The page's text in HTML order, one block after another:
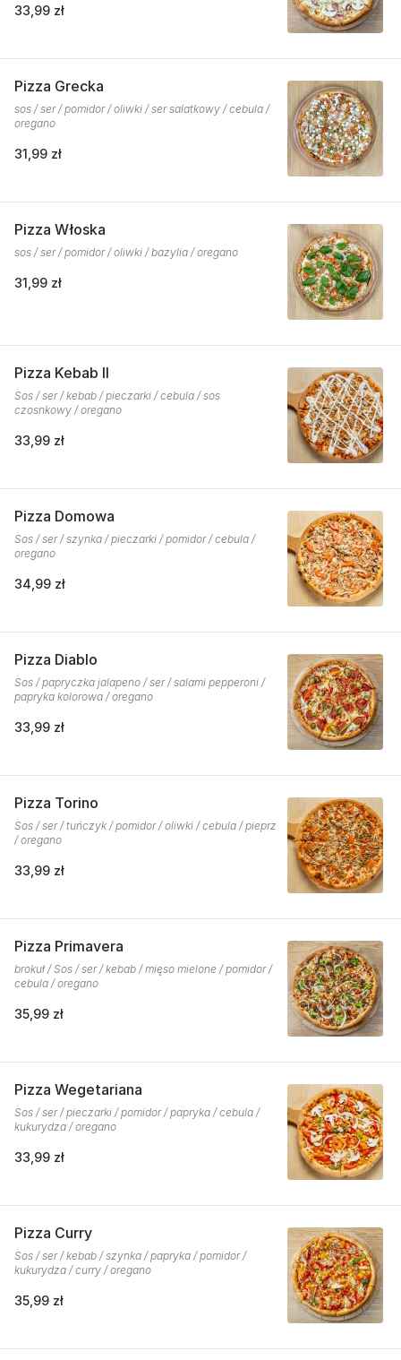
33,99 zł
Pizza Grecka
sos / ser / pomidor / oliwki / ser salatkowy / cebula /
oregano
31,99 zł
Pizza Włoska
sos / ser / pomidor / oliwki / bazylia / oregano
31,99 zł
Pizza Kebab II
Sos / ser / kebab / pieczarki / cebula / sos
czosnkowy / oregano
33,99 zł
Pizza Domowa
Sos / ser / szynka / pieczarki / pomidor / cebula /
oregano
34,99 zł
Pizza Diablo
Sos / papryczka jalapeno / ser / salami pepperoni /
papryka kolorowa / oregano
33,99 zł
Pizza Torino
Sos / ser / tuńczyk / pomidor / oliwki / cebula / pieprz
/ oregano
33,99 zł
Pizza Primavera
brokuł / Sos / ser / kebab / mięso mielone / pomidor /
cebula / oregano
35,99 zł
Pizza Wegetariana
Sos / ser / pieczarki / pomidor / papryka / cebula /
kukurydza / oregano
33,99 zł
Pizza Curry
Sos / ser / kebab / szynka / papryka / pomidor /
kukurydza / curry / oregano
35,99 zł